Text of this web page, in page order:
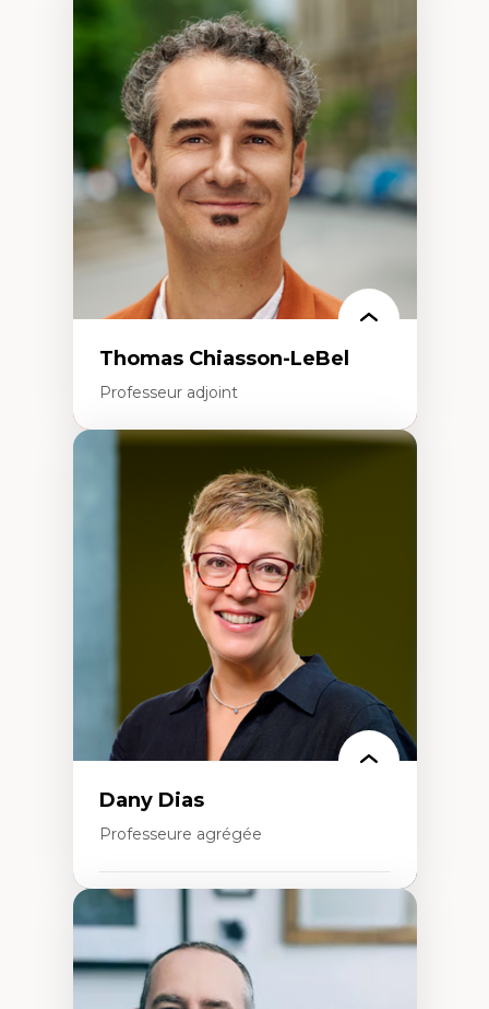
Économie circulaire
Modèles d’affaires durables
Histoire des faits économiques
Gestion durable des ressources naturelles
Écologie industrielle
Aménagement durable du territoire
Développement régional
Coopératives
Télétravail en milieu rural francophone
Transition socio-écologique
Thomas Chiasson-LeBel
Professeur adjoint
Théories du développement
Économie politique comparée
Élites économiques
Sociologie économique
Extractivisme
Classes sociales
Mouvements sociaux
Théories de l’État
Dany Dias
Professeure agrégée
Pédagogies critiques et justice sociale
Éthique relationnelle et sollicitude en
éducation
Décolonisation et autochtonisation de la